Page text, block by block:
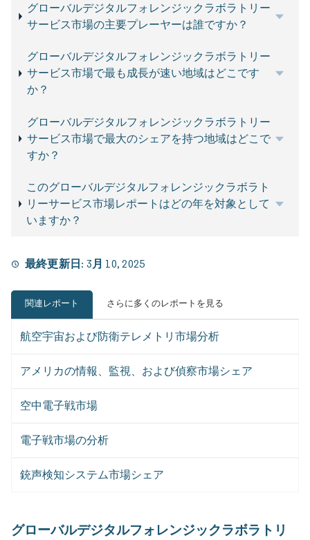
グローバルデジタルフォレンジックラボラトリー
サービス市場の主要プレーヤーは誰ですか？
グローバルデジタルフォレンジックラボラトリー
サービス市場で最も成長が速い地域はどこです
か？
グローバルデジタルフォレンジックラボラトリー
サービス市場で最大のシェアを持つ地域はどこで
すか？
このグローバルデジタルフォレンジックラボラト
リーサービス市場レポートはどの年を対象として
いますか？
最終更新日: 3月 10, 2025
関連レポート さらに多くのレポートを見る
航空宇宙および防衛テレメトリ市場分析
アメリカの情報、監視、および偵察市場シェア
空中電子戦市場
電子戦市場の分析
銃声検知システム市場シェア
グローバルデジタルフォレンジックラボラトリ